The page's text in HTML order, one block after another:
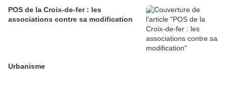
POS de la Croix-de-fer : les
associations contre sa modification
Urbanisme